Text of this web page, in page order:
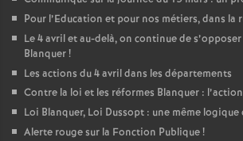
Pour l’Education et pour nos métiers, dans la
Le 4 avril et au-delà, on continue de
Blanquer!
Les actions du 4 avril dans les départements
Contre la loi et les réformes Blanquer :
Loi Blanquer, Loi Dussopt : une même
Alerte rouge sur la Fonction Publique!